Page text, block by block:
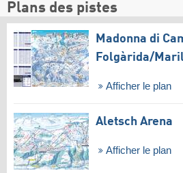
Plans des pistes
Madonna di
Folgàrida/​
Afficher le plan
Aletsch Arena
Afficher le plan